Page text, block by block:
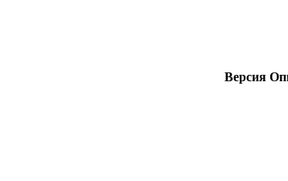
Версия